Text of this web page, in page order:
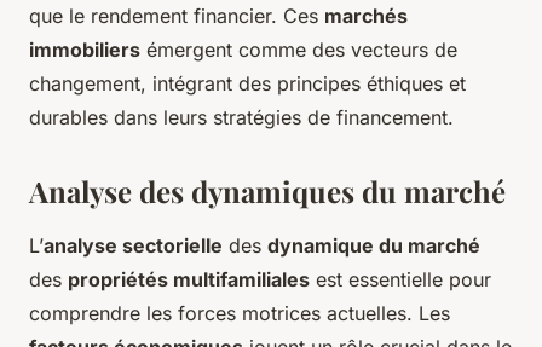
que le rendement financier. Ces marchés
immobiliers émergent comme des vecteurs de
changement, intégrant des principes éthiques et
durables dans leurs stratégies de financement.
Analyse des dynamiques du marché
L’analyse sectorielle des dynamique du marché
des propriétés multifamiliales est essentielle pour
comprendre les forces motrices actuelles. Les